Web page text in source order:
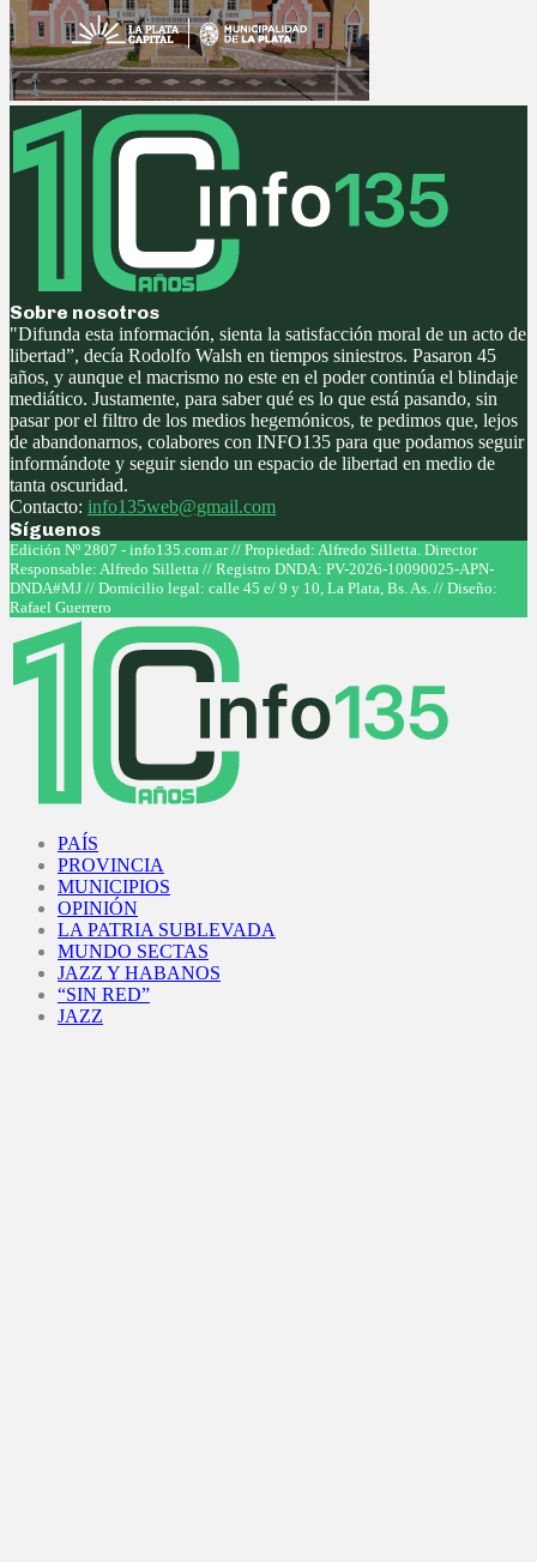
Sobre nosotros
"Difunda esta información, sienta la satisfacción moral de un acto de
libertad”, decía Rodolfo Walsh en tiempos siniestros. Pasaron 45
años, y aunque el macrismo no este en el poder continúa el blindaje
mediático. Justamente, para saber qué es lo que está pasando, sin
pasar por el filtro de los medios hegemónicos, te pedimos que, lejos
de abandonarnos, colabores con INFO135 para que podamos seguir
informándote y seguir siendo un espacio de libertad en medio de
tanta oscuridad.
Contacto: info135web@gmail.com
Síguenos
Facebook
Twitter
Instagram
Youtube
Edición Nº 2807 - info135.com.ar // Propiedad: Alfredo Silletta. Director
Responsable: Alfredo Silletta // Registro DNDA: PV-2026-10090025-APN-
DNDA#MJ // Domicilio legal: calle 45 e/ 9 y 10, La Plata, Bs. As. // Diseño:
Rafael Guerrero
PAÍS
PROVINCIA
MUNICIPIOS
OPINIÓN
LA PATRIA SUBLEVADA
MUNDO SECTAS
JAZZ Y HABANOS
“SIN RED”
JAZZ